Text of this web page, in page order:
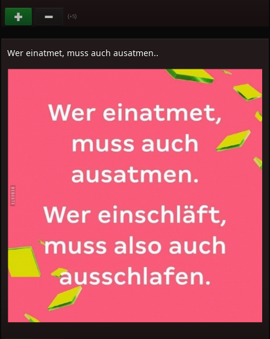
(+5)
Wer einatmet, muss auch ausatmen..